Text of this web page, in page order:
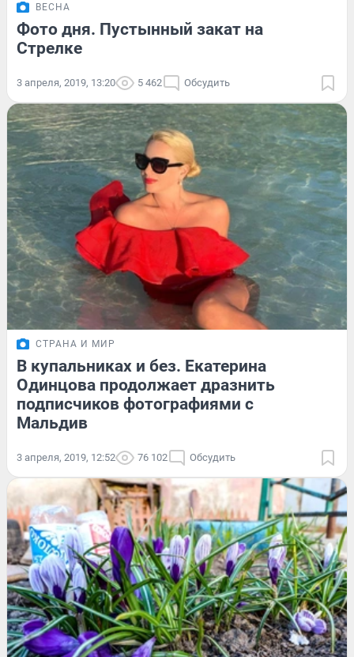
ВЕСНА
Фото дня. Пустынный закат на
Стрелке
3 апреля, 2019, 13:20 5 462 Обсудить
СТРАНА И МИР
В купальниках и без. Екатерина
Одинцова продолжает дразнить
подписчиков фотографиями с
Мальдив
3 апреля, 2019, 12:52 76 102 Обсудить